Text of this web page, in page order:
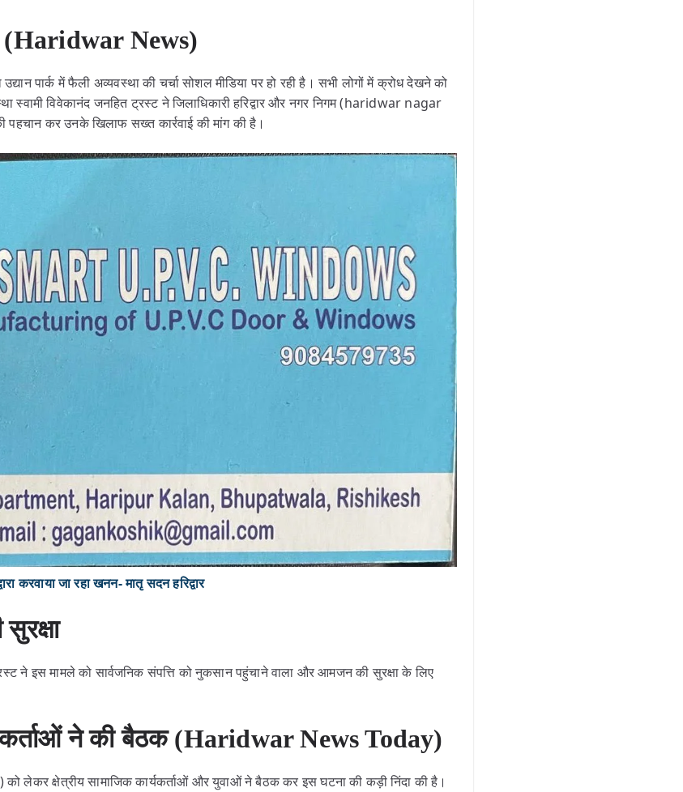
(Haridwar News)
पार्क में फैली अव्यवस्था की चर्चा सोशल मीडिया पर हो रही है। सभी लोगों में क्रोध देखने को
स्वामी विवेकानंद जनहित ट्रस्ट ने जिलाधिकारी हरिद्वार और नगर निगम (haridwar nagar
कर उनके खिलाफ सख्त कार्रवाई की मांग की है।
जा रहा खनन- मातृ सदन हरिद्वार
ने इस मामले को सार्वजनिक संपत्ति को नुकसान पहुंचाने वाला और आमजन की सुरक्षा के लिए
ने की बैठक (Haridwar News Today)
लेकर क्षेत्रीय सामाजिक कार्यकर्ताओं और युवाओं ने बैठक कर इस घटना की कड़ी निंदा की है।